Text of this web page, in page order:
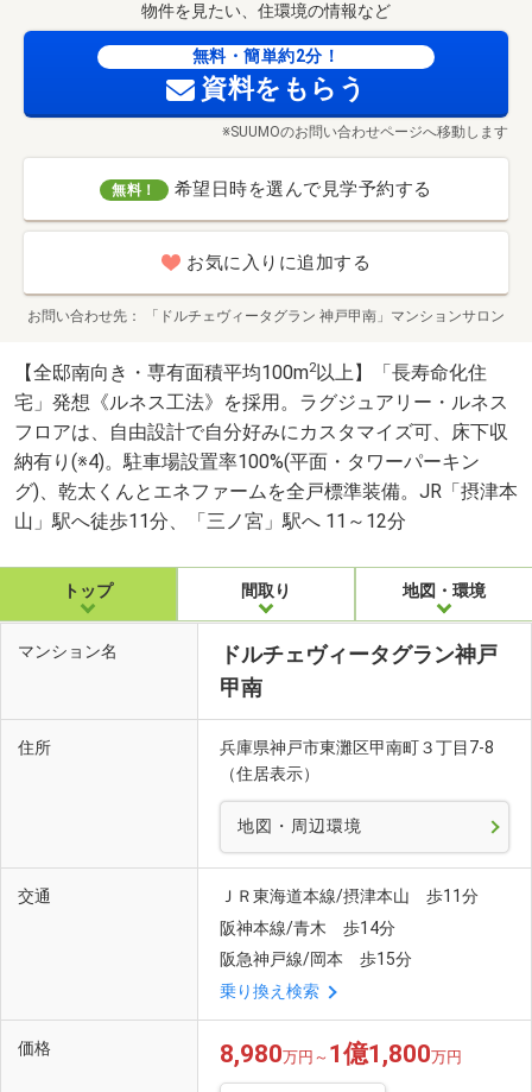
物件を見たい、住環境の情報など
無料・簡単約2分！
資料をもらう
※SUUMOのお問い合わせページへ移動します
無料！ 希望日時を選んで見学予約する
お気に入りに追加する
お問い合わせ先 「ドルチェヴィータグラン 神戸甲南」マンションサロン
【全邸南向き・専有面積平均100m2以上】「長寿命化住
宅」発想《ルネス工法》を採用。ラグジュアリー・ルネス
フロアは、自由設計で自分好みにカスタマイズ可、床下収
納有り(※4)。駐車場設置率100%(平面・タワーパーキン
グ)、乾太くんとエネファームを全戸標準装備。JR「摂津本
山」駅へ徒歩11分、「三ノ宮」駅へ 11～12分
トップ 間取り 地図・環境
マンション名
ドルチェヴィータグラン神戸
甲南
住所
兵庫県神戸市東灘区甲南町３丁目7-8
（住居表示）
地図・周辺環境
交通
ＪＲ東海道本線/摂津本山 歩11分
阪神本線/青木 歩14分
阪急神戸線/岡本 歩15分
乗り換え検索
価格 8,980万円～ 1億1,800万円